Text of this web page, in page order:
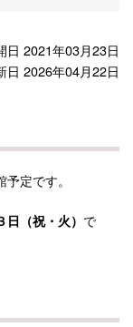
日 2021年03月23日
日 2026年04月22日
定です。
（祝・火） で